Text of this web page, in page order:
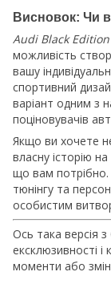
Висновок: Чи
Audi Black Edition
можливість
вашу
спортивний
варіант одним з
поціновувачів
Якщо ви хочете
власну історію
що вам
тюнінгу та
особистим
Ось така версія
ексклюзивності
моменти або